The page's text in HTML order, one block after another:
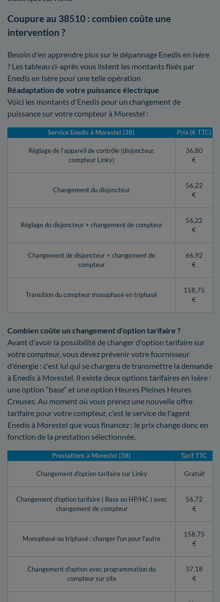
Coupure au 38510 : combien coûte une
intervention ?
Besoin d'en apprendre plus sur le dépannage Enedis en Isère
? Les tableau ci-après vous listent les montants fixés par
Enedis en Isère pour une telle opération
Réadaptation de votre puissance électrique
Voici les montants d'Enedis pour un changement de
puissance sur votre compteur à Morestel :
Service Enedis à Morestel (38) Prix (€ TTC)
Réglage de l’appareil de contrôle (disjoncteur,
compteur Linky)
36,80
€
Changement du disjoncteur
56,22
€
Réglage du disjoncteur + changement de compteur
56,22
€
Changement de disjoncteur + changement de
compteur
66,92
€
Transition du compteur monophasé en triphasé
158,75
€
Combien coûte un changement d'option tarifaire ?
Avant d'avoir la possibilité de changer d'option tarifaire sur
votre compteur, vous devez prévenir votre fournisseur
d'énergie : c'est lui qui se chargera de transmettre la demande
à Enedis à Morestel. Il existe deux options tarifaires en Isère :
une option “base” et une option Heures Pleines Heures
Creuses. Au moment où vous prenez une nouvelle offre
tarifaire pour votre compteur, c'est le service de l'agent
Enedis à Morestel que vous financez : le prix change donc en
fonction de la prestation sélectionnée.
Prestations à Morestel (38) Tarif TTC
Changement d'option tarifaire sur Linky Gratuit
Changement d'option tarifaire ( Base ou HP/HC ) avec
changement de compteur
56,72
€
Monophasé ou triphasé : changer l'un pour l'autre
158,75
€
Changement d'option avec programmation du
compteur sur site
37,18
€